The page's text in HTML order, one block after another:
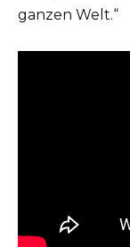
ganzen Welt.“